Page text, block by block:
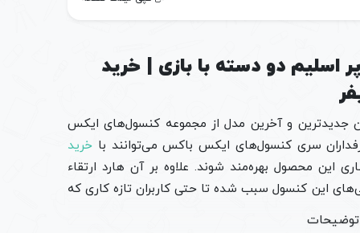
دو
دسته
بازی
خرید
xbox
360
خرید ایکس باکس ۳۶۰ سوپر اسلیم دو دسته با بازی | خرید
به عنوان جدیدترین و آخرین مدل از مجموعه کنسول‌های ایکس
خرید
این محصول بهره‌مند شوند. علاوه بر آن هارد ارتقاء
این کنسول سبب شده تا حتی کاربران تازه کاری که